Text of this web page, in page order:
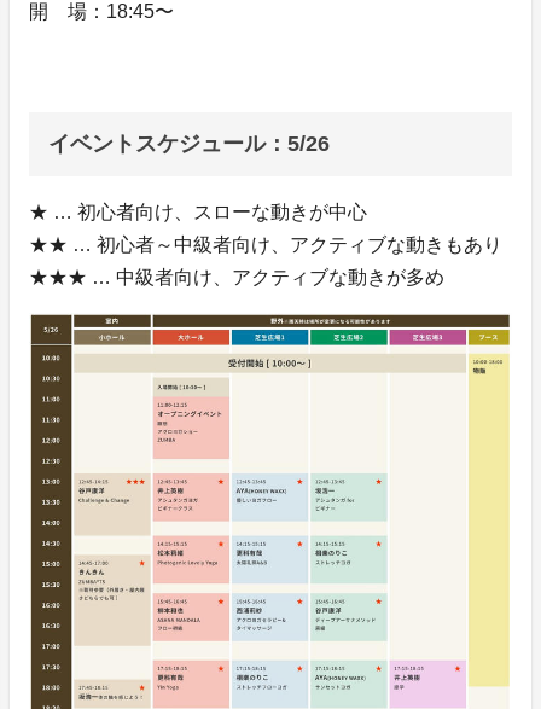
開 場：18:45〜
イベントスケジュール：5/26
★ … 初心者向け、スローな動きが中心
★★ … 初心者～中級者向け、アクティブな動きもあり
★★★ … 中級者向け、アクティブな動きが多め